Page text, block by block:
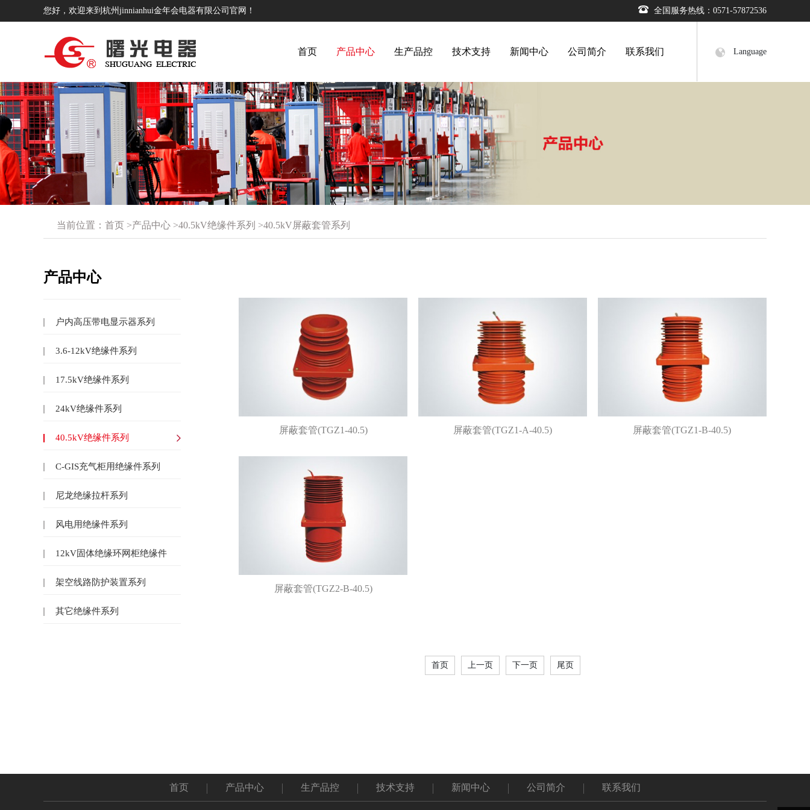
您好，欢迎来到杭州jinnianhui金年会电器有限公司官网！ 全国服务热线：0571-57872536
Language
首页 产品中心 生产品控 技术支持 新闻中心 公司简介 联系我们
当前位置： 首页 >产品中心 >40.5kV绝缘件系列 >40.5kV屏蔽套管系列
产品中心
户内高压带电显示器系列
3.6-12kV绝缘件系列
17.5kV绝缘件系列
24kV绝缘件系列
40.5kV绝缘件系列
C-GIS充气柜用绝缘件系列
尼龙绝缘拉杆系列
风电用绝缘件系列
12kV固体绝缘环网柜绝缘件
架空线路防护装置系列
其它绝缘件系列
屏蔽套管(TGZ1-40.5) 屏蔽套管(TGZ1-A-40.5) 屏蔽套管(TGZ1-B-40.5)
屏蔽套管(TGZ2-B-40.5)
首页 上一页 下一页 尾页
首页 产品中心 生产品控 技术支持 新闻中心 公司简介 联系我们